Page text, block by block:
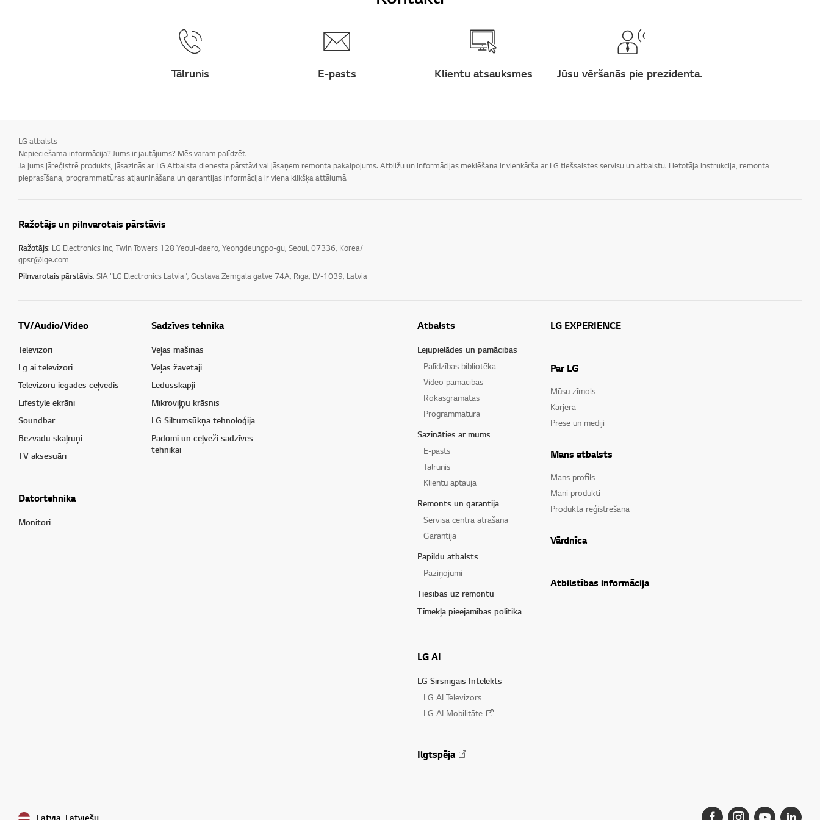
Tālrunis E-pasts Klientu atsauksmes Jūsu vēršanās pie prezidenta.
LG atbalsts
Nepieciešama informācija? Jums ir jautājums? Mēs varam palīdzēt.
Ja jums jāreģistrē produkts, jāsazinās ar LG Atbalsta dienesta pārstāvi vai jāsaņem remonta pakalpojums. Atbilžu un informācijas meklēšana ir vienkārša ar LG tiešsaistes servisu un atbalstu. Lietotāja instrukcija, remonta
pieprasīšana, programmatūras atjaunināšana un garantijas informācija ir viena klikšķa attālumā.
Ražotājs un pilnvarotais pārstāvis
Ražotājs: LG Electronics Inc, Twin Towers 128 Yeoui-daero, Yeongdeungpo-gu, Seoul, 07336, Korea/
gpsr@lge.com
Pilnvarotais pārstāvis: SIA "LG Electronics Latvia", Gustava Zemgala gatve 74A, Rīga, LV-1039, Latvia
TV/Audio/Video
Televizori
Lg ai televizori
Televizoru iegādes ceļvedis
Lifestyle ekrāni
Soundbar
Bezvadu skaļruņi
TV aksesuāri
Sadzīves tehnika
Veļas mašīnas
Veļas žāvētāji
Ledusskapji
Mikroviļņu krāsnis
LG Siltumsūkņa tehnoloģija
Padomi un ceļveži sadzīves
tehnikai
Datortehnika
Monitori
Atbalsts
Lejupielādes un pamācības
Palīdzības bibliotēka
Video pamācības
Rokasgrāmatas
Programmatūra
Sazināties ar mums
E-pasts
Tālrunis
Klientu aptauja
Remonts un garantija
Servisa centra atrašana
Garantija
Papildu atbalsts
Paziņojumi
Tiesības uz remontu
Tīmekļa pieejamības politika
LG AI
LG Sirsnīgais Intelekts
LG AI Televizors
LG AI Mobilitāte
Ilgtspēja
LG EXPERIENCE
Par LG
Mūsu zīmols
Karjera
Prese un mediji
Mans atbalsts
Mans profils
Mani produkti
Produkta reģistrēšana
Vārdnīca
Atbilstības informācija